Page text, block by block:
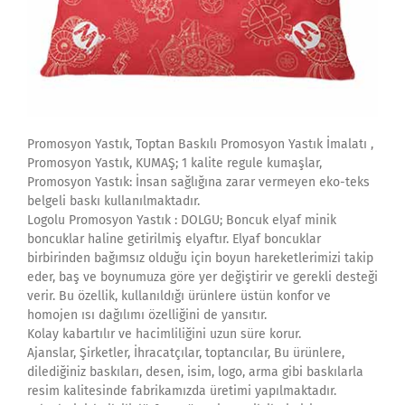
Promosyon Yastık, Toptan Baskılı Promosyon Yastık İmalatı ,
Promosyon Yastık, KUMAŞ; 1 kalite regule kumaşlar,
Promosyon Yastık: İnsan sağlığına zarar vermeyen eko-teks
belgeli baskı kullanılmaktadır.
Logolu Promosyon Yastık : DOLGU; Boncuk elyaf minik
boncuklar haline getirilmiş elyaftır. Elyaf boncuklar
birbirinden bağımsız olduğu için boyun hareketlerimizi takip
eder, baş ve boynumuza göre yer değiştirir ve gerekli desteği
verir. Bu özellik, kullanıldığı ürünlere üstün konfor ve
homojen ısı dağılımı özelliğini de yansıtır.
Kolay kabartılır ve hacimliliğini uzun süre korur.
Ajanslar, Şirketler, İhracatçılar, toptancılar, Bu ürünlere,
dilediğiniz baskıları, desen, isim, logo, arma gibi baskılarla
resim kalitesinde fabrikamızda üretimi yapılmaktadır.